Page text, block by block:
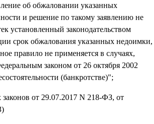
об обжаловании указанных
и решение по такому заявлению не
установленный законодательством
срок обжалования указанных недоимки,
правило не применяется в случаях,
законом от 26 октября 2002
(банкротстве)";
от 29.07.2017 N 218-ФЗ, от